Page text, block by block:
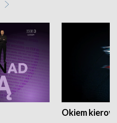
Okiem